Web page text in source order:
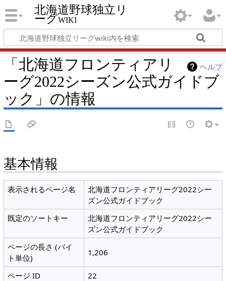
北海道野球独立リ
ーグwiki
ヘルプ
「北海道フロンティアリ
ーグ2022シーズン公式ガイドブ
ック」の情報
基本情報
表示されるページ名
北海道フロンティアリーグ2022シー
ズン公式ガイドブック
既定のソートキー
北海道フロンティアリーグ2022シー
ズン公式ガイドブック
ページの長さ (バイ
ト単位)
1,206
ページ ID
22